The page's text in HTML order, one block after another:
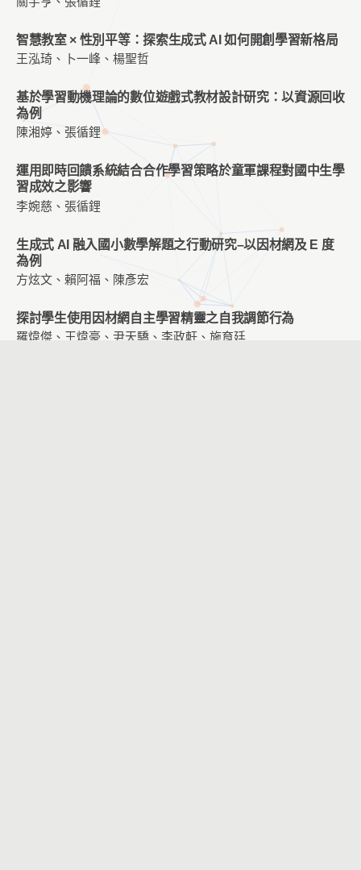
智慧教室 × 性別平等：探索生成式 AI 如何開創學習新格局
王泓琦、卜一峰、楊聖哲
基於學習動機理論的數位遊戲式教材設計研究：以資源回收
為例
陳湘婷、張循鋰
運用即時回饋系統結合合作學習策略於童軍課程對國中生學
習成效之影響
李婉慈、張循鋰
生成式 AI 融入國小數學解題之行動研究–以因材網及 E 度
為例
方炫文、賴阿福、陳彥宏
探討學生使用因材網自主學習精靈之自我調節行為
羅煒傑、王煒豪、尹天驕、李政軒、施育廷